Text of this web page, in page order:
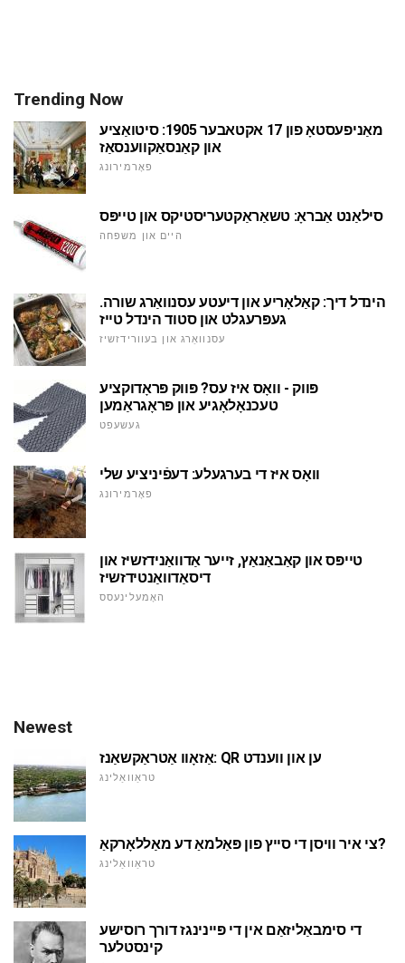
Trending Now
מאַניפעסטאָ פון 17 אקטאבער 1905: סיטואַציע
און קאַנסאַקווענסאַז
פאָרמירונג
סילאַנט אַבראָ: טשאַראַקטעריסטיקס און טייפּס
היים און משפּחה
הינדל דיך: קאַלאָריע און דיעטע עסנוואַרג שורה.
געפּרעגלט און סטוד הינדל טייז
עסנוואַרג און בעוורידזשיז
פּווק - וואָס איז עס? פּווק פּראָדוקציע
טעכנאָלאָגיע און פּראָגראַמען
געשעפט
וואָס איז די בערגעלע: דעפֿיניציע שלי
פאָרמירונג
טייפּס און קאַבאַנאַץ, זייער אַדוואַנידזשיז און
דיסאַדוואַנטידזשיז
האָמעלינעסס
Newest
אַזאָוו אַטראַקשאַנז: QR ען און ווענדט
טראַוואַלינג
צי איר וויסן די סייץ פון פּאַלמאַ דע מאַללאָרקאַ?
טראַוואַלינג
די סימבאַליזאַם אין די פּיינינגז דורך רוסישע
קינסטלער